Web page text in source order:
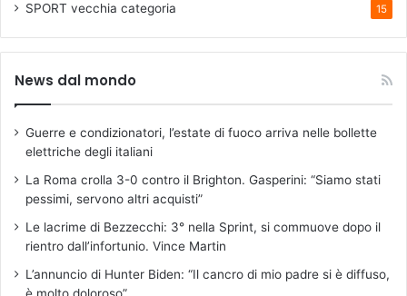
SPORT vecchia categoria 15
News dal mondo
Guerre e condizionatori, l’estate di fuoco arriva nelle bollette
elettriche degli italiani
La Roma crolla 3-0 contro il Brighton. Gasperini: “Siamo stati
pessimi, servono altri acquisti”
Le lacrime di Bezzecchi: 3° nella Sprint, si commuove dopo il
rientro dall’infortunio. Vince Martin
L’annuncio di Hunter Biden: “Il cancro di mio padre si è diffuso,